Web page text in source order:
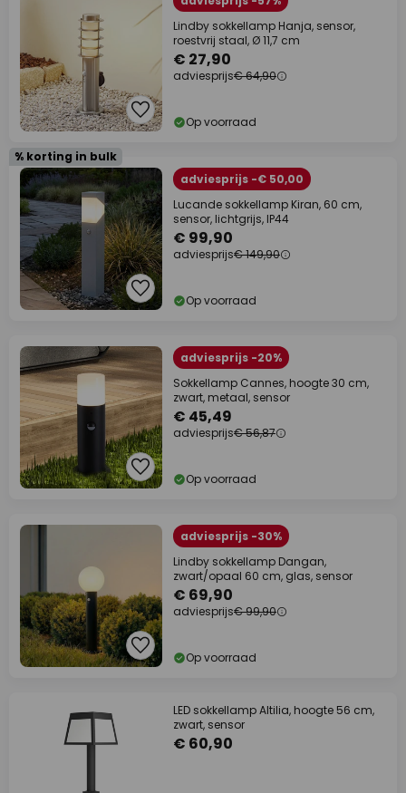
Lindby sokkellamp Hanja, sensor,
roestvrij staal, Ø 11,7 cm
€ 27,90
adviesprijs€ 64,90
Op voorraad
% korting in bulk
adviesprijs -€ 50,00
Lucande sokkellamp Kiran, 60 cm,
sensor, lichtgrijs, IP44
€ 99,90
adviesprijs€ 149,90
Op voorraad
adviesprijs -20%
Sokkellamp Cannes, hoogte 30 cm,
zwart, metaal, sensor
€ 45,49
adviesprijs€ 56,87
Op voorraad
adviesprijs -30%
Lindby sokkellamp Dangan,
zwart/opaal 60 cm, glas, sensor
€ 69,90
adviesprijs€ 99,90
Op voorraad
LED sokkellamp Altilia, hoogte 56 cm,
zwart, sensor
€ 60,90